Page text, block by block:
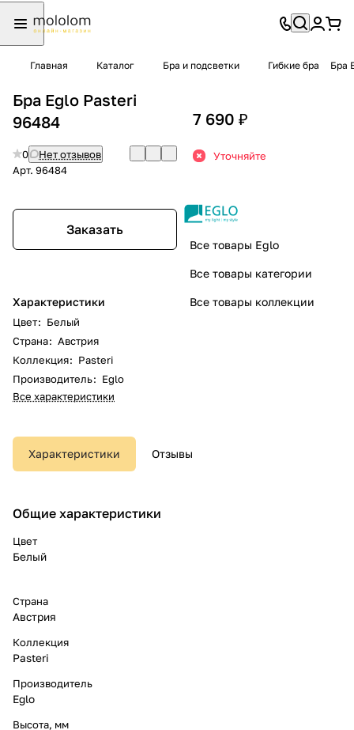
Главная Каталог Бра и подсветки Гибкие бра Бра
Бра Eglo Pasteri
96484
0
Нет отзывов
Арт. 96484
Заказать
Характеристики
Цвет: Белый
Страна: Австрия
Коллекция: Pasteri
Производитель: Eglo
Все характеристики
7 690 ₽
Уточняйте
Все товары Eglo
Все товары категории
Все товары коллекции
Характеристики Отзывы
Общие характеристики
Цвет
Белый
Страна
Австрия
Коллекция
Pasteri
Производитель
Eglo
Высота, мм